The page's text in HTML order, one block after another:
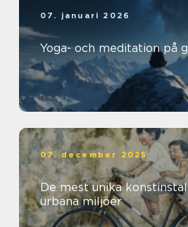
07. januari 2026
Yoga- och meditation på
07. december 2025
De mest unika
urbana miljöer